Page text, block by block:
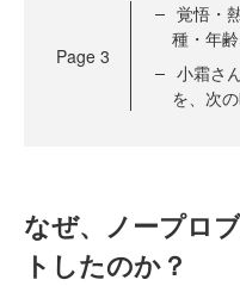
Page 3
覚悟・
種・年
小霜さ
を、次
なぜ、ノープロ
トしたのか？